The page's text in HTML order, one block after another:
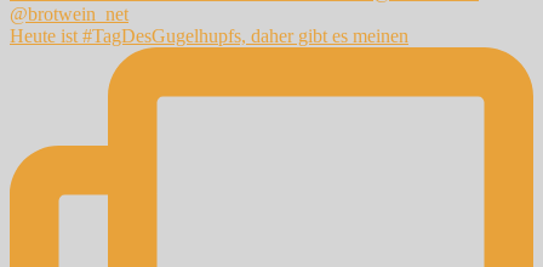
Heute ist #TagDesGugelhupfs, daher gibt es meinen